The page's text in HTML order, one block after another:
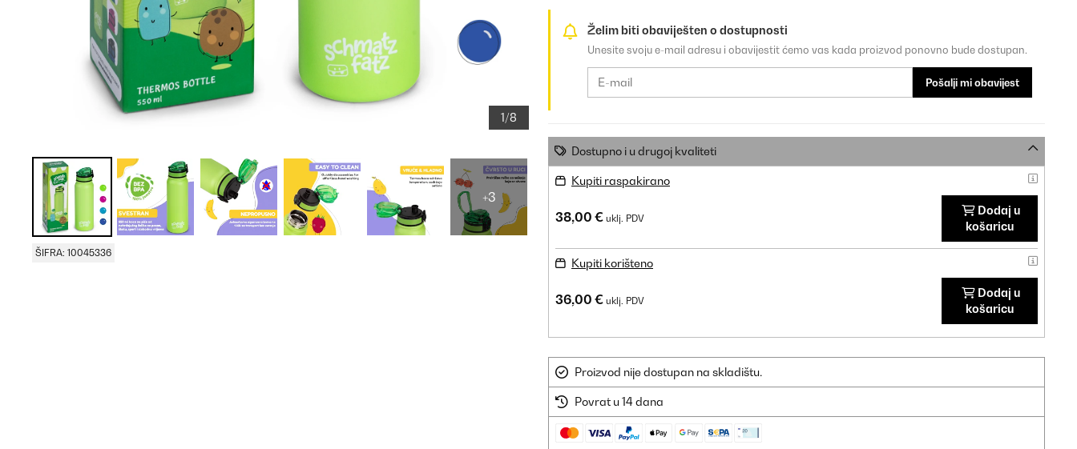
1/8
+3
ŠIFRA: 10045336
Želim biti obaviješten o dostupnosti
Unesite svoju e-mail adresu i obavijestit ćemo vas kada proizvod ponovno bude dostupan.
Pošalji mi obavijest
Dostupno i u drugoj kvaliteti
Kupiti raspakirano
38,00 € uklj. PDV
Dodaj u
košaricu
Kupiti korišteno
36,00 € uklj. PDV
Dodaj u
košaricu
Proizvod nije dostupan na skladištu.
Povrat u 14 dana